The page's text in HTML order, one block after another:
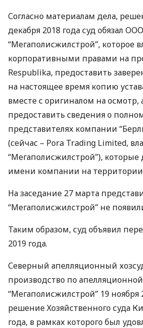
Согласно материалам дела,
декабря 2018 года суд обязал ООО
“Мегаполисжилстрой”, которое
корпоративными правами на
Respublika, предоставить
на настоящее время копию
вместе с оригиналом на осмотр,
предоставить сведения о
представителях компании
(сейчас – Pora Trading Limited,
“Мегаполисжилстрой”), которые
имени компании на
На заседание 27 марта
“Мегаполисжилстрой” не
Таким образом, суд объявил
2019 года.
Северный апелляционный
производство по
“Мегаполисжилстрой” 19 ноября
решение Хозяйственного суда
года, в рамках которого был